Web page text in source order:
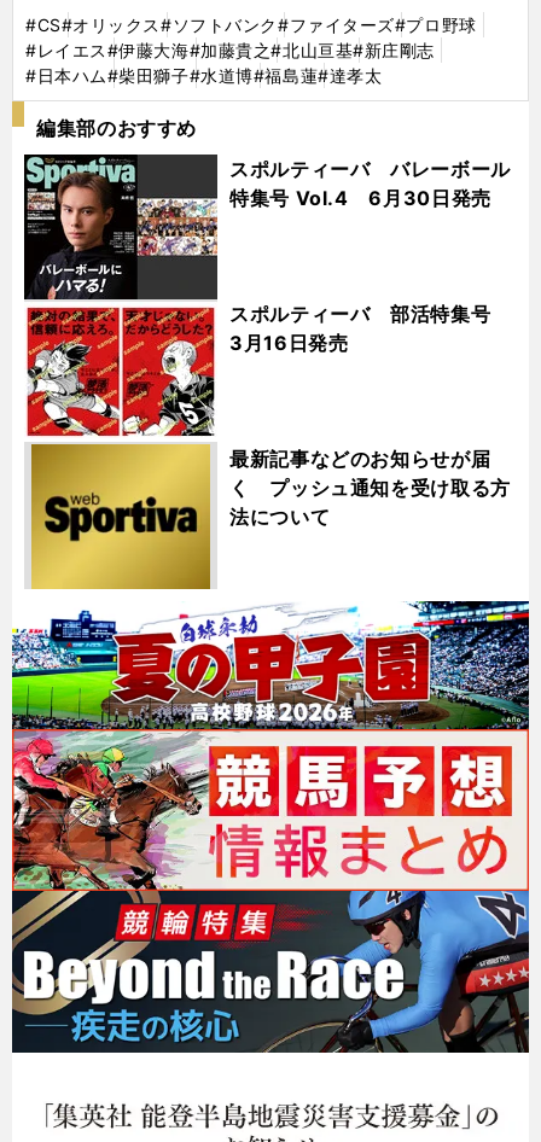
#CS#オリックス#ソフトバンク#ファイターズ#プロ野球
#レイエス#伊藤大海#加藤貴之#北山亘基#新庄剛志
#日本ハム#柴田獅子#水道博#福島蓮#達孝太
編集部のおすすめ
スポルティーバ バレーボール
特集号 Vol.4 6月30日発売
スポルティーバ 部活特集号
3月16日発売
最新記事などのお知らせが届
く プッシュ通知を受け取る方
法について